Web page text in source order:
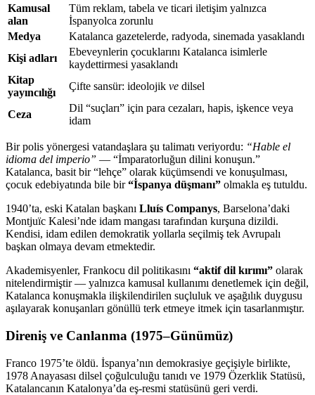
Kamusal
alan
Tüm reklam, tabela ve ticari iletişim yalnızca
İspanyolca zorunlu
Medya
Katalanca gazetelerde, radyoda, sinemada yasaklandı
Kişi adları
Ebeveynlerin çocuklarını Katalanca isimlerle
kaydettirmesi yasaklandı
Kitap
yayıncılığı
Çifte sansür: ideolojik ve dilsel
Ceza
Dil “suçları” için para cezaları, hapis, işkence veya
idam
Bir polis yönergesi vatandaşlara şu talimatı veriyordu: “Hable el
idioma del imperio” — “İmparatorluğun dilini konuşun.”
Katalanca, basit bir “lehçe” olarak küçümsendi ve konuşulması,
çocuk edebiyatında bile bir“İspanya düşmanı” olmakla eş tutuldu.
1940’ta, eski Katalan başkanı Lluís Companys, Barselona’daki
Montjuïc Kalesi’nde idam mangası tarafından kurşuna dizildi.
Kendisi, idam edilen demokratik yollarla seçilmiş tek Avrupalı
başkan olmaya devam etmektedir.
Akademisyenler, Frankocu dil politikasını “aktif dil kırımı” olarak
nitelendirmiştir — yalnızca kamusal kullanımı denetlemek için değil,
Katalanca konuşmakla ilişkilendirilen suçluluk ve aşağılık duygusu
aşılayarak konuşanları gönüllü terk etmeye itmek için tasarlanmıştır.
Direniş ve Canlanma (1975–Günümüz)
Franco 1975’te öldü. İspanya’nın demokrasiye geçişiyle birlikte,
1978 Anayasası dilsel çoğulculuğu tanıdı ve 1979 Özerklik Statüsü,
Katalancanın Katalonya’da eş-resmi statüsünü geri verdi.